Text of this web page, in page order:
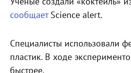
сообщаетScience alert.
Специалисты использовали
пластик. В ходе
быстрее.